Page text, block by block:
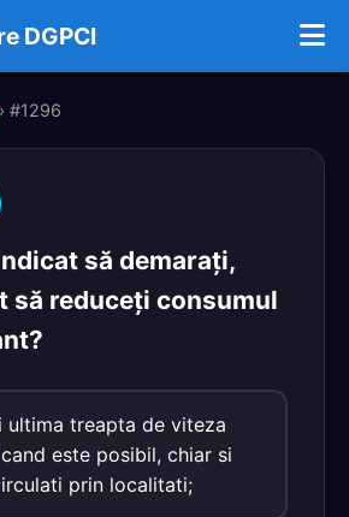
DGPCI
› #1296
să demarați,
să reduceți consumul
ultima treapta de viteza
este posibil, chiar si
prin localitati;